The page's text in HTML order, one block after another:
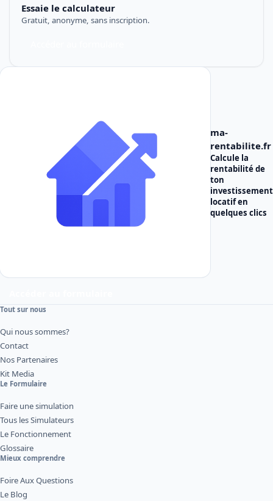
Essaie le calculateur
Gratuit, anonyme, sans inscription.
ma-
rentabilite.fr
Calcule la
rentabilité de
ton
investissement
locatifen
quelques clics
Tout sur nous
Qui nous sommes?
Contact
Nos Partenaires
Kit Media
Le Formulaire
Faire une simulation
Tous les Simulateurs
Le Fonctionnement
Glossaire
Mieux comprendre
Foire Aux Questions
Le Blog